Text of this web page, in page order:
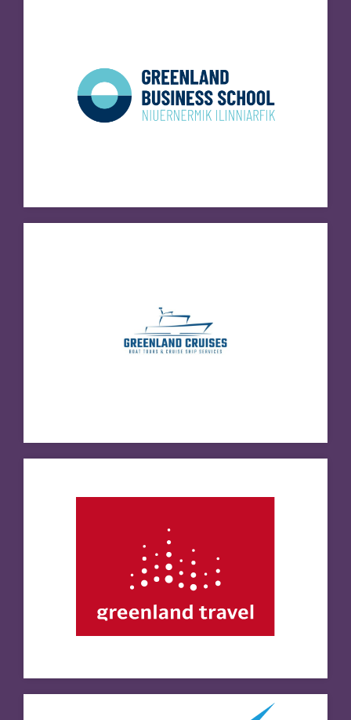
Greenland Cruises ApS
Greenland Travel
Kalaallit Airports
Besøg hjemmeside